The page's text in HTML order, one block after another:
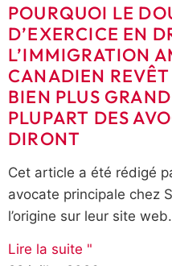
POURQUOI LE
D’EXERCICE EN
L’IMMIGRATION
CANADIEN
BIEN PLUS
PLUPART DES
DIRONT
Cet article a été rédigé
avocate principale chez
l’origine sur leur site web.
Lire la suite "